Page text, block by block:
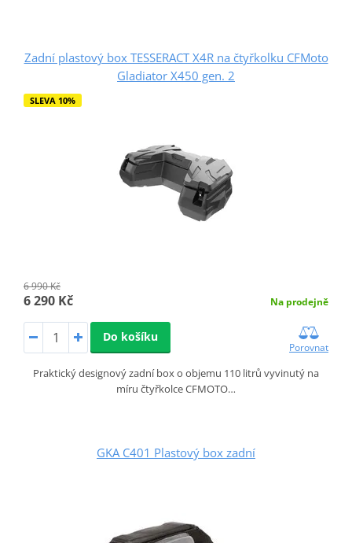
Zadní plastový box TESSERACT X4R na čtyřkolku CFMoto
Gladiator X450 gen. 2
SLEVA 10%
6 990 Kč
6 290 Kč Na prodejně
Do košíku
Porovnat
Praktický designový zadní box o objemu 110 litrů vyvinutý na
míru čtyřkolce CFMOTO…
GKA C401 Plastový box zadní